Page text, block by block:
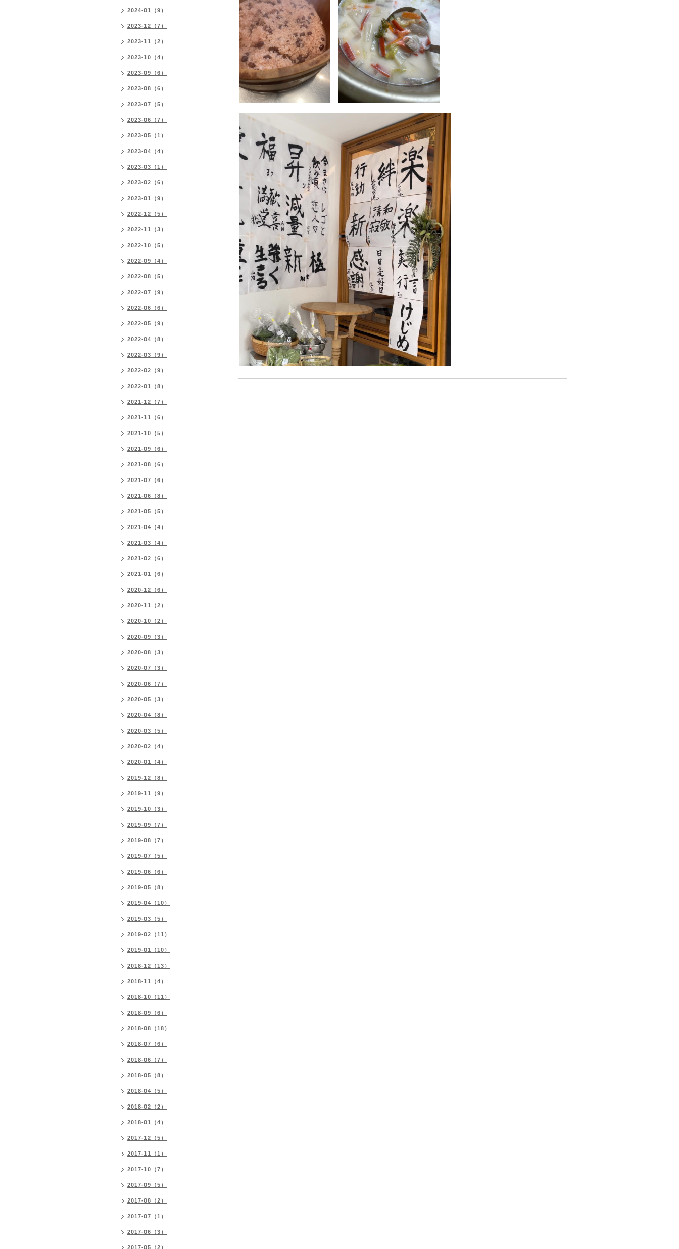
2024-01（9）
2023-12（7）
2023-11（2）
2023-10（4）
2023-09（6）
2023-08（6）
2023-07（5）
2023-06（7）
2023-05（1）
2023-04（4）
2023-03（1）
2023-02（6）
2023-01（9）
2022-12（5）
2022-11（3）
2022-10（5）
2022-09（4）
2022-08（5）
2022-07（9）
2022-06（6）
2022-05（9）
2022-04（8）
2022-03（9）
2022-02（9）
2022-01（8）
2021-12（7）
2021-11（6）
2021-10（5）
2021-09（6）
2021-08（6）
2021-07（6）
2021-06（8）
2021-05（5）
2021-04（4）
2021-03（4）
2021-02（6）
2021-01（6）
2020-12（6）
2020-11（2）
2020-10（2）
2020-09（3）
2020-08（3）
2020-07（3）
2020-06（7）
2020-05（3）
2020-04（8）
2020-03（5）
2020-02（4）
2020-01（4）
2019-12（8）
2019-11（9）
2019-10（3）
2019-09（7）
2019-08（7）
2019-07（5）
2019-06（6）
2019-05（8）
2019-04（10）
2019-03（5）
2019-02（11）
2019-01（10）
2018-12（13）
2018-11（4）
2018-10（11）
2018-09（6）
2018-08（18）
2018-07（6）
2018-06（7）
2018-05（8）
2018-04（5）
2018-02（2）
2018-01（4）
2017-12（5）
2017-11（1）
2017-10（7）
2017-09（5）
2017-08（2）
2017-07（1）
2017-06（3）
2017-05（2）